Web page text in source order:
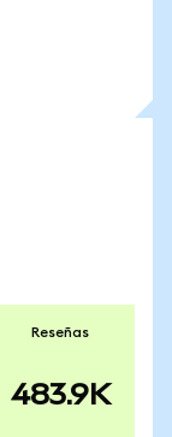
Reseñas
483.9K